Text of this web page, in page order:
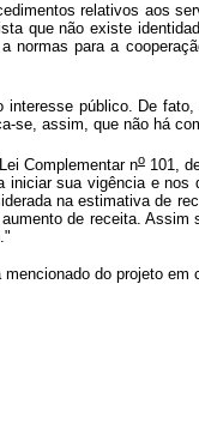
relativos aos
que não existe
normas para a
interesse público. De
se, assim, que não há
Complementar no101,
sua vigência e
na estimativa de
de receita.
do projeto em